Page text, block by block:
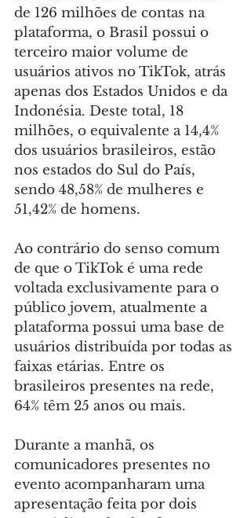
de 126 milhões de contas na
plataforma, o Brasil possui o
terceiro maior volume de
usuários ativos no TikTok, atrás
apenas dos Estados Unidos e da
Indonésia. Deste total, 18
milhões, o equivalente a 14,4%
dos usuários brasileiros, estão
nos estados do Sul do País,
sendo 48,58% de mulheres e
51,42% de homens.
Ao contrário do senso comum
de que o TikTok é uma rede
voltada exclusivamente para o
público jovem, atualmente a
plataforma possui uma base de
usuários distribuída por todas as
faixas etárias. Entre os
brasileiros presentes na rede,
64% têm 25 anos ou mais.
Durante a manhã, os
comunicadores presentes no
evento acompanharam uma
apresentação feita por dois